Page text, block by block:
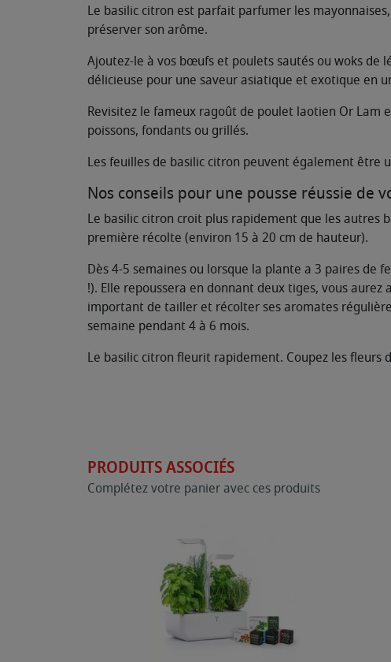
Le basilic citron est parfait parfumer les
préserver son arôme.
Ajoutez-le à vos bœufs et poulets sautés ou woks de
délicieuse pour une saveur asiatique et exotique en
Revisitez le fameux ragoût de poulet laotien Or Lam
poissons, fondants ou grillés.
Les feuilles de basilic citron peuvent également être
Nos conseils pour une pousse réussie de
Le basilic citron croit plus rapidement que les autres
première récolte (environ 15 à 20 cm de hauteur).
Dès 4-5 semaines ou lorsque la plante a 3 paires de
!). Elle repoussera en donnant deux tiges, vous
important de tailler et récolter ses aromates
semaine pendant 4 à 6 mois.
Le basilic citron fleurit rapidement. Coupez les fleurs
PRODUITS ASSOCIÉS
Complétez votre panier avec ces produits